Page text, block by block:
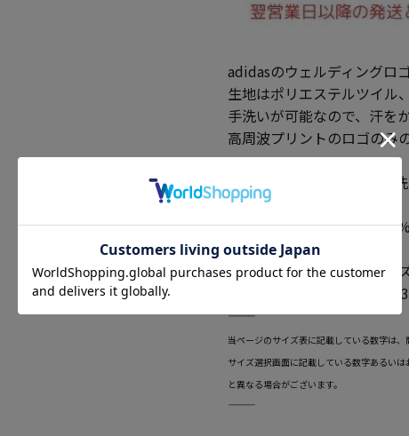
adidasのウェルディングロ
生地はポリエステルツイル
手洗いが可能なので、汗を
高周波プリントのロゴのみ
吸汗速乾(スベリ部分)／手
●素材：ポリエステル
こちらの商品は通常のサイ
カタログ商品番号 1270-
―――――――――――――――――――――――
当ページのサイズ表に記載している数字は
サイズ選択画面に記載している数字あるい
と異なる場合がございます。
―――――――――――――――――――――――